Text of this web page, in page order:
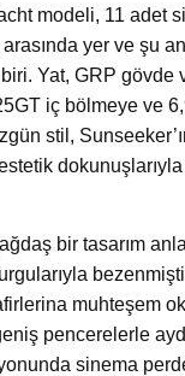
modeli, 11 adet
yer ve şu
Yat, GRP gövde
iç bölmeye ve
stil,
bir tasarım
muhteşem
pencerelerle
sinema